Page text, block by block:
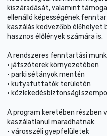
kiszáradását, valamint
ellenálló képességének
kaszálás kedvezőbb élőhelyet
hasznos élőlények számára is.
A rendszeres fenntartási
• játszóterek környezetében
• parki sétányok mentén
• kutyafuttatók területén
• közlekedésbiztonsági
A program keretében részben
kaszálatlanul maradhatnak:
• városszéli gyepfelületek